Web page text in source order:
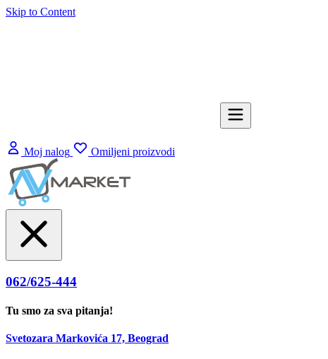
Skip to Content
Moj nalog Omiljeni proizvodi
062/625-444
Tu smo za sva pitanja!
Svetozara Markovića 17, Beograd